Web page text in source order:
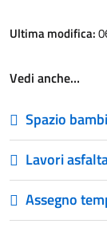
Ultima modifica:
Vedi anche…
Spazio
Lavori
Assegno